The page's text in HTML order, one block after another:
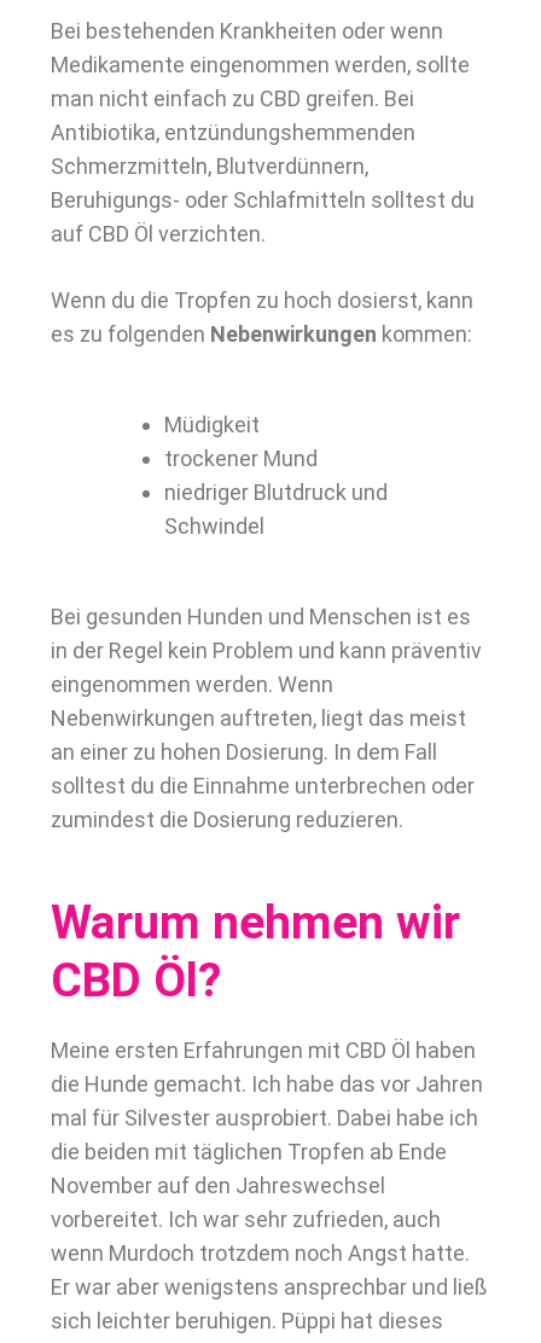
Bei bestehenden Krankheiten oder wenn
Medikamente eingenommen werden, sollte
man nicht einfach zu CBD greifen. Bei
Antibiotika, entzündungshemmenden
Schmerzmitteln, Blutverdünnern,
Beruhigungs- oder Schlafmitteln solltest du
auf CBD Öl verzichten.
Wenn du die Tropfen zu hoch dosierst, kann
es zu folgenden Nebenwirkungen kommen:
Müdigkeit
trockener Mund
niedriger Blutdruck und
Schwindel
Bei gesunden Hunden und Menschen ist es
in der Regel kein Problem und kann präventiv
eingenommen werden. Wenn
Nebenwirkungen auftreten, liegt das meist
an einer zu hohen Dosierung. In dem Fall
solltest du die Einnahme unterbrechen oder
zumindest die Dosierung reduzieren.
Warum nehmen wir
CBD Öl?
Meine ersten Erfahrungen mit CBD Öl haben
die Hunde gemacht. Ich habe das vor Jahren
mal für Silvester ausprobiert. Dabei habe ich
die beiden mit täglichen Tropfen ab Ende
November auf den Jahreswechsel
vorbereitet. Ich war sehr zufrieden, auch
wenn Murdoch trotzdem noch Angst hatte.
Er war aber wenigstens ansprechbar und ließ
sich leichter beruhigen. Püppi hat dieses